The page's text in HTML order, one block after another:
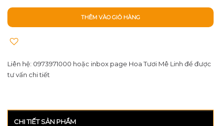
THÊM VÀO GIỎ HÀNG
Liên hệ: 0973971000 hoặc inbox page Hoa Tươi Mê Linh để được
tư vấn chi tiết
CHI TIẾT SẢN PHẨM